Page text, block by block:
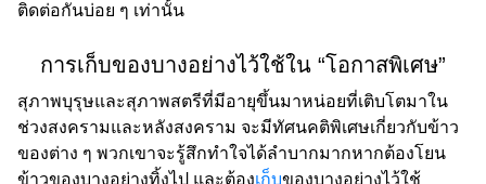
ติดต่อกันบ่อย ๆ เท่านั้น
การเก็บของบางอย่างไว้ใช้ใน “โอกาสพิเศษ”
สุภาพบุรุษและสุภาพสตรีที่มีอายุขึ้นมาหน่อยที่เติบโตมาใน
ช่วงสงครามและหลังสงคราม จะมีทัศนคติพิเศษเกี่ยวกับข้าว
ของต่าง ๆ พวกเขาจะรู้สึกทำใจได้ลำบากมากหากต้องโยน
ข้าวของบางอย่างทิ้งไป และต้องเก็บของบางอย่างไว้ใช้